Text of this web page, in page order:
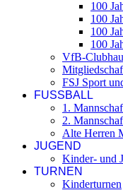
100
100
100
100
VfB-
FSJ Sport
FUSSBALL
1.
2.
Alte Herren
JUGEND
Kinder- und
TURNEN
Kinderturnen